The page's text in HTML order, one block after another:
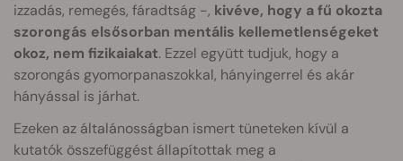
izzadás, remegés, fáradtság -, kivéve, hogy a fű okozta
szorongás elsősorban mentális kellemetlenségeket
okoz, nem fizikaiakat. Ezzel együtt tudjuk, hogy a
szorongás gyomorpanaszokkal, hányingerrel és akár
hányással is járhat.
Ezeken az általánosságban ismert tüneteken kívül a
kutatók összefüggést állapítottak meg a